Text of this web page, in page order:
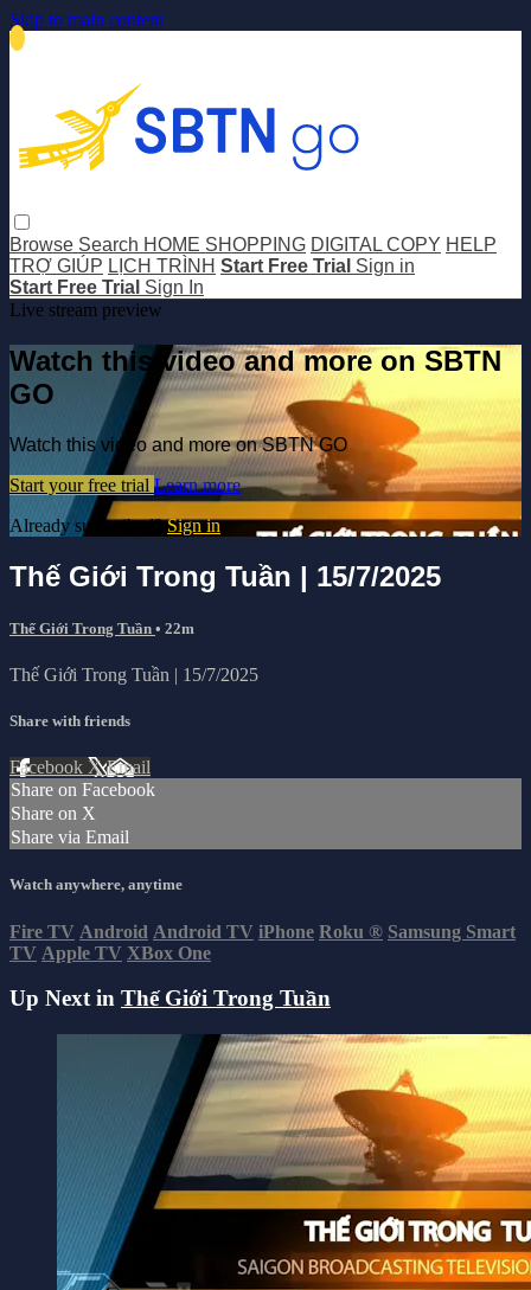
Skip to main content
Browse Search HOME SHOPPING DIGITAL COPY HELP
TRỢ GIÚP LỊCH TRÌNH Start Free Trial Sign in
Start Free Trial Sign In
Live stream preview
Watch this video and more on SBTN
GO
Watch this video and more on SBTN GO
Start your free trial Learn more
Already subscribed?Sign in
Thế Giới Trong Tuần | 15/7/2025
Thế Giới Trong Tuần • 22m
Thế Giới Trong Tuần | 15/7/2025
Share with friends
Facebook XEmail
Share on Facebook
Share on X
Share via Email
Watch anywhere, anytime
Fire TV Android Android TV iPhone Roku ® Samsung Smart
TV Apple TV XBox One
Up Next in Thế Giới Trong Tuần